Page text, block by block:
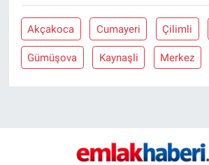
Akçakoca Cumayeri Çilimli
Gümüşova Kaynaşli Merkez